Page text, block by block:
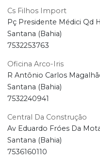
Cs Filhos Import
Pç Presidente Médici Qd
Santana (Bahia)
7532253763
Oficina Arco-Iris
R Antônio Carlos
Santana (Bahia)
7532240941
Central Da Construção
Av Eduardo Fróes Da
Santana (Bahia)
7536160110